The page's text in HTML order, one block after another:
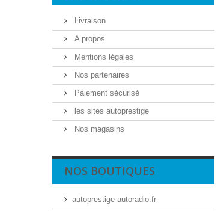
Livraison
A propos
Mentions légales
Nos partenaires
Paiement sécurisé
les sites autoprestige
Nos magasins
NOS BOUTIQUES
autoprestige-autoradio.fr